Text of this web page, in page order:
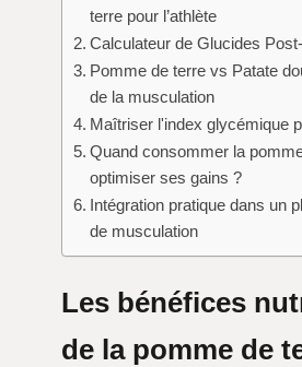
terre pour l’athlète
Calculateur de Glucides
Pomme de terre vs Patate
de la musculation
Maîtriser l'index glycémique
Quand consommer la
optimiser ses gains ?
Intégration pratique dans un
de musculation
Les bénéfices
de la pomme de